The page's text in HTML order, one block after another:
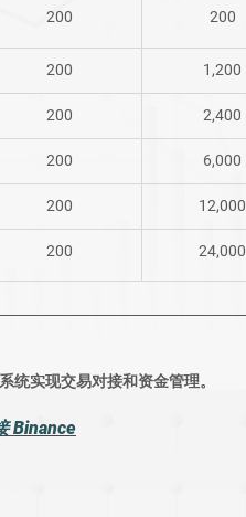
200 200
200 1,200
200 2,400
200 6,000
200 12,000
200 24,000
统实现交易对接和资金管理。
Binance